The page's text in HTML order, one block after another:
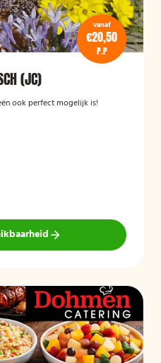
vanaf
€20,50
P.P
(JC)
ook perfect mogelijk is!